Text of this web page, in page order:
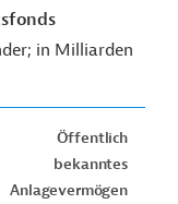
in Milliarden
Öffentlich
bekanntes
Anlagevermögen